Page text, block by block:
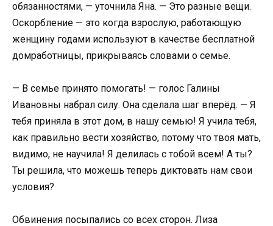
обязанностями, — уточнила Яна. — Это разные вещи.
Оскорбление — это когда взрослую, работающую
женщину годами используют в качестве бесплатной
домработницы, прикрываясь словами о семье.
— В семье принято помогать! — голос Галины
Ивановны набрал силу. Она сделала шаг вперёд. — Я
тебя приняла в этот дом, в нашу семью! Я учила тебя,
как правильно вести хозяйство, потому что твоя мать,
видимо, не научила! Я делилась с тобой всем! А ты?
Ты решила, что можешь теперь диктовать нам свои
условия?
Обвинения посыпались со всех сторон. Лиза